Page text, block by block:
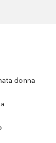
donna